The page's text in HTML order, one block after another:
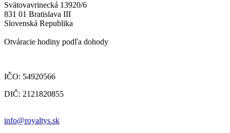
Svätovavrinecká 13920/6
831 01 Bratislava III
Slovenská Republika
Otváracie hodiny podľa dohody
IČO: 54920566
DIČ: 2121820855
info@royaltys.sk